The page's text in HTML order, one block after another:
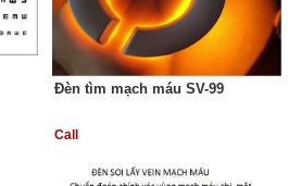
Đèn tìm mạch máu SV-99
Call